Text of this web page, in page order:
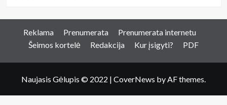
Reklama Prenumerata
Prenumerata internetu
Šeimos kortelė
Redakcija Kur įsigyti? PDF
Naujasis Gėlupis © 2022 | CoverNews by AF themes.